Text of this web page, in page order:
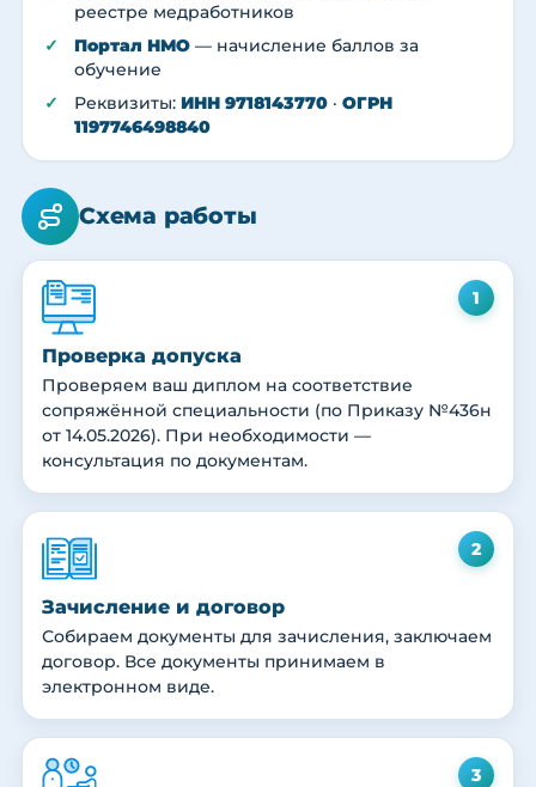
реестре медработников
Портал НМО — начисление баллов за
обучение
Реквизиты: ИНН 9718143770 · ОГРН
1197746498840
Схема работы
1
Проверка допуска
Проверяем ваш диплом на соответствие
сопряжённой специальности (по Приказу №436н
от 14.05.2026). При необходимости —
консультация по документам.
2
Зачисление и договор
Собираем документы для зачисления, заключаем
договор. Все документы принимаем в
электронном виде.
3